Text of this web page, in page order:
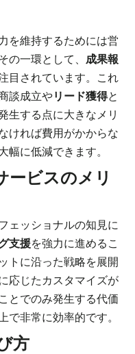
を維持するためには営
の一環として、 成果報
目されています。これ
談成立やリード獲得と
生する点に大きなメリ
ければ費用がかからな
幅に低減できます。
ービスのメリ
ェッショナルの知見に
支援を強力に進めるこ
トに沿った戦略を展開
応じたカスタマイズが
とでのみ発生する代価
で非常に効率的です。
方